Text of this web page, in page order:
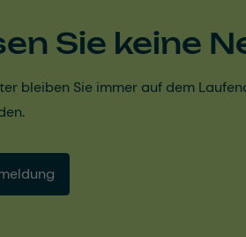
Sie keine
bleiben Sie immer auf dem